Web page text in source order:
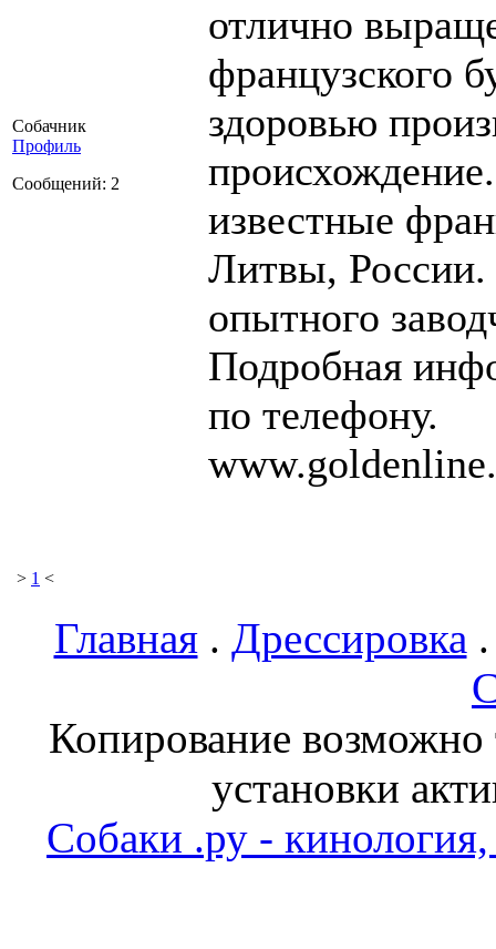
Собачник
Профиль
Сообщений: 2
отлично
французского
здоровью
известные
Литвы,
опытного
Подробная
по телефону.
> 1 <
Главная. Дрессировка
Копирование возможно
установки
Собаки .ру - кинология,